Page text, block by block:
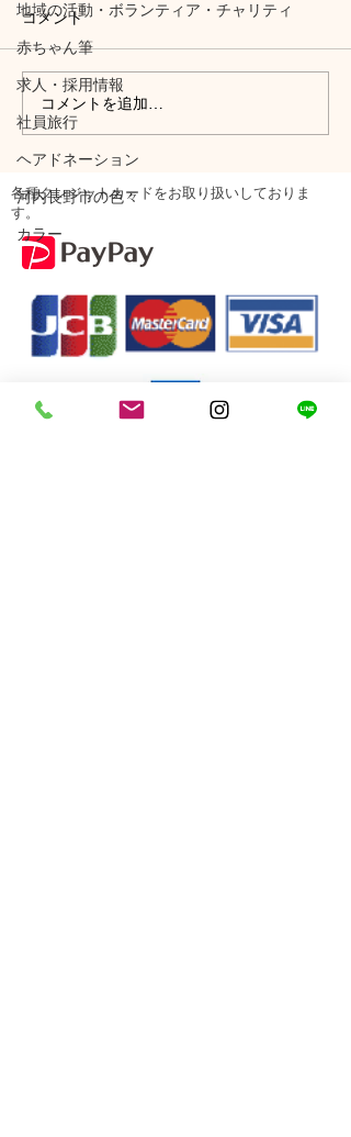
地域の活動・ボランティア・チャリティ
赤ちゃん筆
求人・採用情報
社員旅行
ヘアドネーション
河内長野市の色々
カラー
コメント
コメントを追加…
各種クレジットカードをお取り扱いしておりま
す。